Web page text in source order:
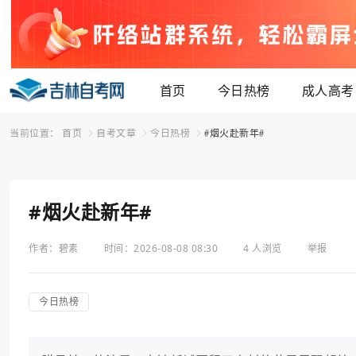
首页 今日热榜 成人高考
当前位置： 首页 自考文章 今日热榜 #烟火赴新年#
#烟火赴新年#
作者：碧素 时间：2026-08-08 08:30 4 人浏览 举报
今日热榜